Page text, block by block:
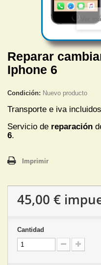
Ver
Reparar
Iphone 6
Condición: Nuevo producto
Transporte e iva
Servicio de reparación
6.
Imprimir
45,00 €
Cantidad